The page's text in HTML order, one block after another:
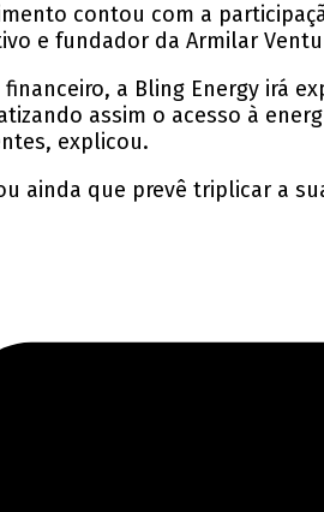
contou com a
e fundador da Armilar
financeiro, a Bling Energy irá
assim o acesso à
explicou.
ainda que prevê triplicar a